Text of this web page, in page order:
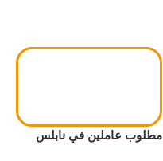
مطلوب عاملين في نابلس